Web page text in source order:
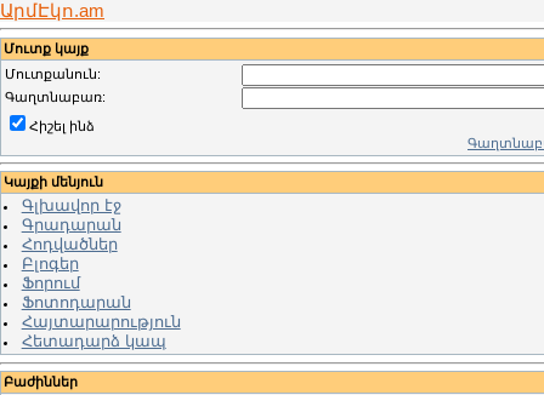
ԱրմԷկո.am
Մուտք կայք
Մուտքանուն:
Գաղտնաբառ:
Հիշել ինձ
Կայքի մենյուն
Գլխավոր էջ
Գրադարան
Հոդվածներ
Բլոգեր
Ֆորում
Ֆոտոդարան
Հայտարարություն
Հետադարձ կապ
Բաժիններ